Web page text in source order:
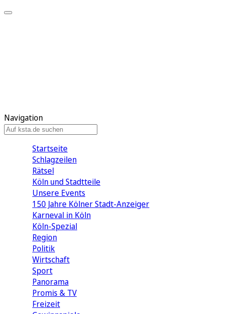
Navigation
Startseite
Schlagzeilen
Rätsel
Köln und Stadtteile
Unsere Events
150 Jahre Kölner Stadt-Anzeiger
Karneval in Köln
Köln-Spezial
Region
Politik
Wirtschaft
Sport
Panorama
Promis & TV
Freizeit